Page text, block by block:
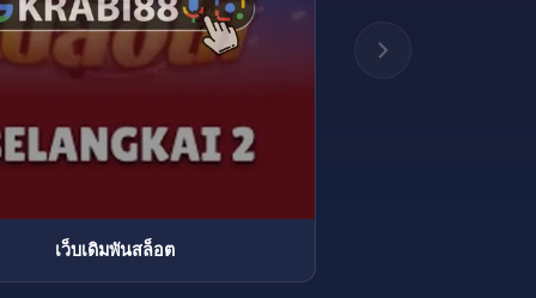
เว็บเดิมพันสล็อต